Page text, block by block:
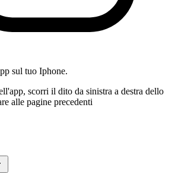
sul tuo Iphone.
scorri il dito da sinistra a destra dello
alle pagine precedenti